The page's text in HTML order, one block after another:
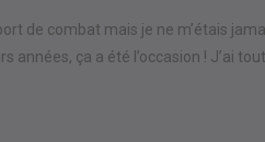
de combat mais je ne m’étais
ça a été l’occasion ! J’ai